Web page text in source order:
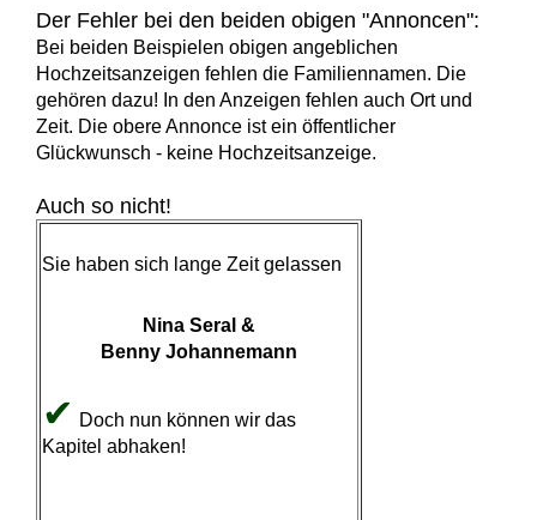
Der Fehler bei den beiden obigen "Annoncen":
Bei beiden Beispielen obigen angeblichen
Hochzeitsanzeigen fehlen die Familiennamen. Die
gehören dazu! In den Anzeigen fehlen auch Ort und
Zeit. Die obere Annonce ist ein öffentlicher
Glückwunsch - keine Hochzeitsanzeige.
Auch so nicht!
Sie haben sich lange Zeit gelassen
Nina Seral &
Benny Johannemann
✔ Doch nun können wir das
Kapitel abhaken!